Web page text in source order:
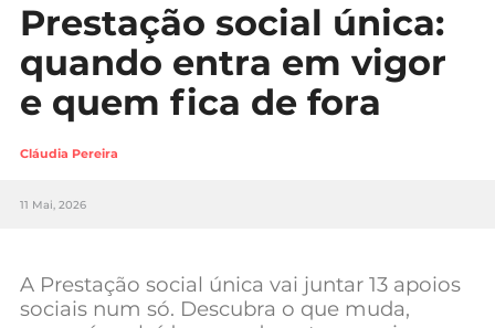
Carreira
Casa
Lifestyle
Sociedade
Negócios
Prestação social única:
quando entra em vigor
e quem fica de fora
Cláudia Pereira
11 Mai, 2026
A Prestação social única vai juntar 13 apoios
sociais num só. Descubra o que muda,